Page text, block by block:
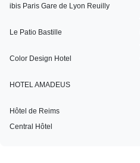
ibis Paris Gare de Lyon Reuilly
Le Patio Bastille
Color Design Hotel
HOTEL AMADEUS
Hôtel de Reims
Central Hôtel